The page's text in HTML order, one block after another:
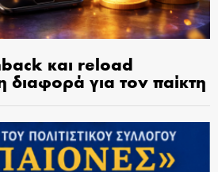
και reload
για τον παίκτη